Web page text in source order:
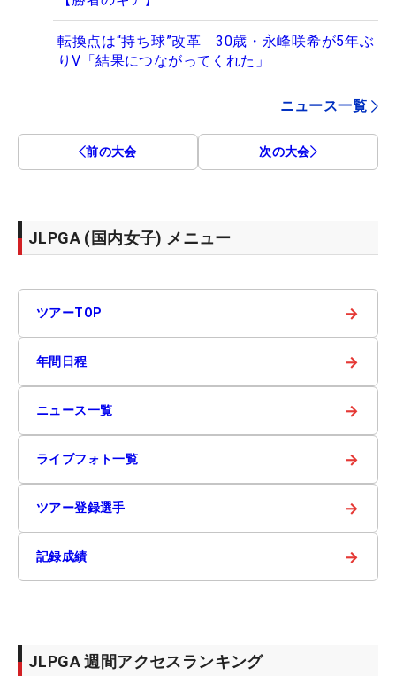
転換点は“持ち球”改革 30歳・永峰咲希が5年ぶ
りV「結果につながってくれた」
ニュース一覧
前の大会 次の大会
JLPGA (国内女子) メニュー
ツアーTOP →
年間日程 →
ニュース一覧 →
ライブフォト一覧 →
ツアー登録選手 →
記録成績 →
JLPGA 週間アクセスランキング